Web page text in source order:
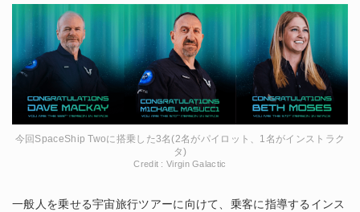
今回SpaceShip Twoに搭乗した3名(2名がパイロット、1名がインストラク
タ)
Credit : Virgin Galactic
一般人を乗せる宇宙旅行ツアーに向けて、乗客に指導するインス